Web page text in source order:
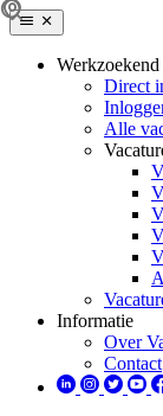
Werkzoekend
Direct
Alle
Informatie
Over
Contact